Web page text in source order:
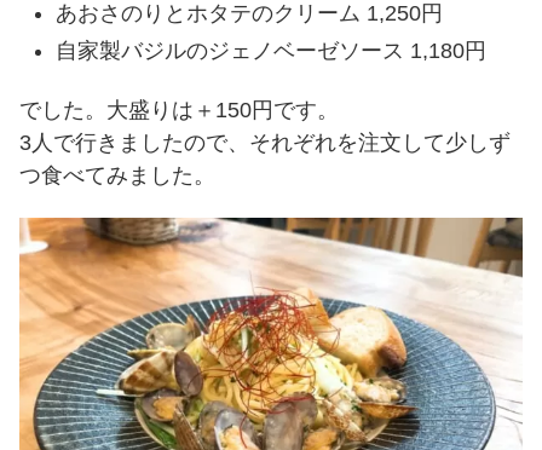
あおさのりとホタテのクリーム 1,250円
自家製バジルのジェノベーゼソース 1,180円
でした。大盛りは＋150円です。
3人で行きましたので、それぞれを注文して少しず
つ食べてみました。